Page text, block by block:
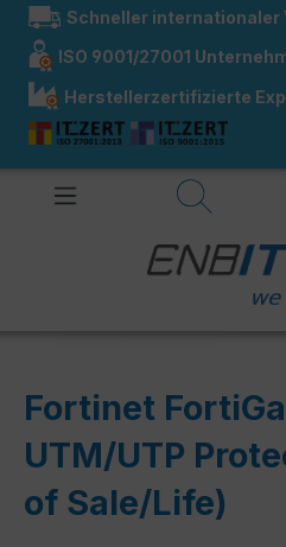
springen
Schneller internationaler
ISO 9001/27001
Herstellerzertifizierte
Fortinet
UTM/UTP
of Sale/Life)